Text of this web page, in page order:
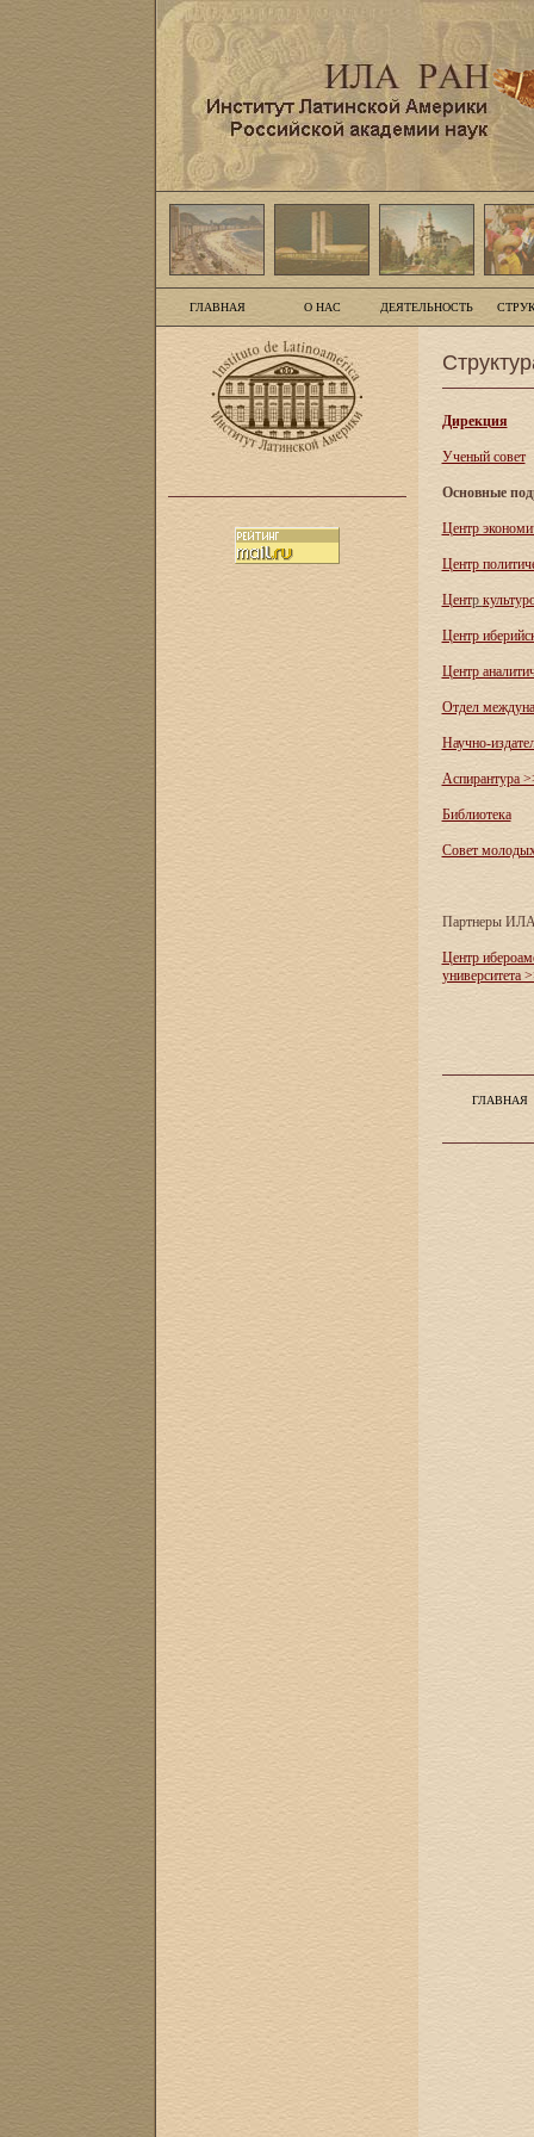
ГЛАВНАЯ О НАС ДЕЯТЕЛЬНОСТЬ
Дирекция
Ученый совет
Основные
Центр
Центр
Центр
Центр
Центр
Отдел
Научно-
Аспирантура
Библиотека
Совет
Партнеры
Центр
университета
ГЛАВНАЯ